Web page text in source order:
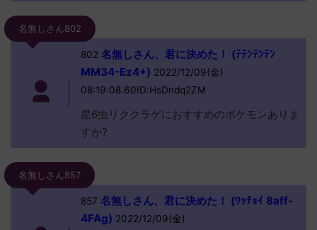
名無しさん802
802 名無しさん、君に決めた！ (ﾃﾃﾝﾃﾝﾃﾝ
MM34-Ez4+) 2022/12/09(金)
08:19:08.60ID:HsDndq2ZM
星6虫リククラゲにおすすめのポケモンありま
すか?
名無しさん857
857 名無しさん、君に決めた！ (ﾜｯﾁｮｲ 8aff-
4FAg) 2022/12/09(金)